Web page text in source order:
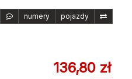
numery pojazdy
136,80 zł